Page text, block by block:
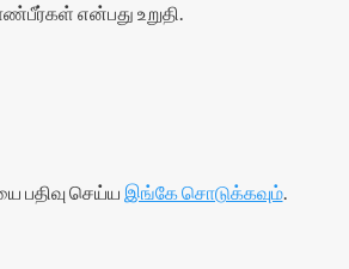
என்பது உறுதி.
பதிவு செய்ய இங்கே சொடுக்கவும்.